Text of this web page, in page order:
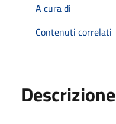
A cura di
Contenuti correlati
Descrizione